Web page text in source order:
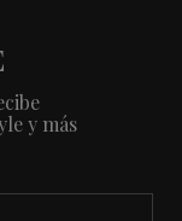
y más